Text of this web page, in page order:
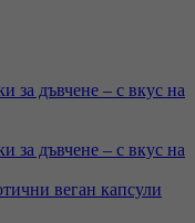
за дъвчене – с вкус на
за дъвчене – с вкус на
веган капсули